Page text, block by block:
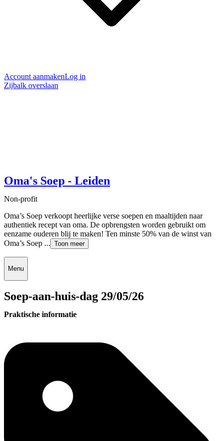
Account aanmakenLog in
Zijbalk overslaan
Oma's Soep - Leiden
Non-profit
Oma’s Soep verkoopt heerlijke verse soepen en maaltijden naar
authentiek recept van oma. De opbrengsten worden gebruikt om
eenzame ouderen blij te maken! Ten minste 50% van de winst van
Oma’s Soep ... Toon meer
Menu
Soep-aan-huis-dag 29/05/26
Praktische informatie